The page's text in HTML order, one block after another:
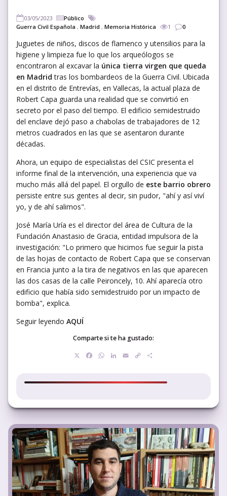
03/05/2023
Público
Guerra Civil Española , Madrid , Memoria Histórica 1 0
Juguetes de niños, discos de flamenco y utensilios para la
higiene y limpieza fue lo que los arqueólogos se
encontraron al excavar la única tierra virgen que queda
en Madrid tras los bombardeos de la Guerra Civil. Ubicada
en el distrito de Entrevías, en Vallecas, la actual plaza de
Robert Capa guarda una realidad que se convirtió en
secreto por el paso del tiempo. El edificio semidestruido
del enclave dejó paso a chabolas de trabajadores de 12
metros cuadrados en las que se asentaron durante
décadas.
Ahora, un equipo de especialistas del CSIC presenta el
informe final de la intervención, una experiencia que va
mucho más allá del papel. El orgullo de este barrio obrero
persiste entre sus gentes al decir, sin pudor, "ahí y así viví
yo, y de ahí salimos".
José María Uría es el director del área de Cultura de la
Fundación Anastasio de Gracia, entidad impulsora de la
investigación: "Lo primero que hicimos fue seguir la pista
de las hojas de contacto de Robert Capa que se conservan
en Francia junto a la tira de negativos en las que aparecen
las dos casas de la calle Peironcely, 10. Ahí aparecía otro
edificio que había sido semidestruido por un impacto de
bomba", explica.
Seguir leyendo AQUÍ
Comparte si te ha gustado:
Facebook
WhatsApp
LinkedIn
EmailCopy